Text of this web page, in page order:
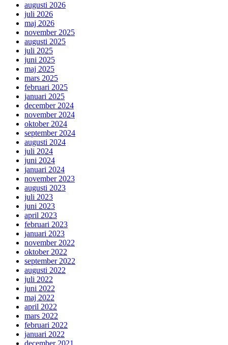
augusti 2026
juli 2026
maj 2026
november 2025
augusti 2025
juli 2025
juni 2025
maj 2025
mars 2025
februari 2025
januari 2025
december 2024
november 2024
oktober 2024
september 2024
augusti 2024
juli 2024
juni 2024
januari 2024
november 2023
augusti 2023
juli 2023
juni 2023
april 2023
februari 2023
januari 2023
november 2022
oktober 2022
september 2022
augusti 2022
juli 2022
juni 2022
maj 2022
april 2022
mars 2022
februari 2022
januari 2022